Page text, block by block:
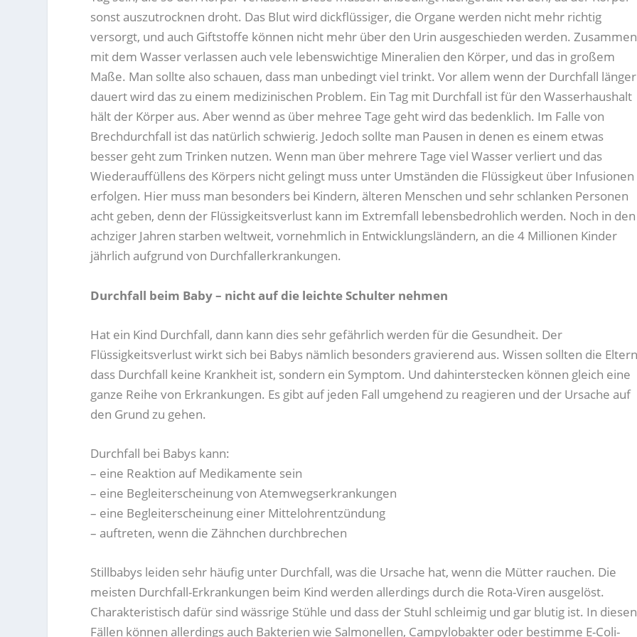
sonst auszutrocknen droht. Das Blut wird dickflüssiger, die Organe werden nicht mehr richtig
versorgt, und auch Giftstoffe können nicht mehr über den Urin ausgeschieden werden. Zusammen
mit dem Wasser verlassen auch vele lebenswichtige Mineralien den Körper, und das in großem
Maße. Man sollte also schauen, dass man unbedingt viel trinkt. Vor allem wenn der Durchfall länger
dauert wird das zu einem medizinischen Problem. Ein Tag mit Durchfall ist für den Wasserhaushalt
hält der Körper aus. Aber wennd as über mehree Tage geht wird das bedenklich. Im Falle von
Brechdurchfall ist das natürlich schwierig. Jedoch sollte man Pausen in denen es einem etwas
besser geht zum Trinken nutzen. Wenn man über mehrere Tage viel Wasser verliert und das
Wiederauffüllens des Körpers nicht gelingt muss unter Umständen die Flüssigkeut über Infusionen
erfolgen. Hier muss man besonders bei Kindern, älteren Menschen und sehr schlanken Personen
acht geben, denn der Flüssigkeitsverlust kann im Extremfall lebensbedrohlich werden. Noch in den
achziger Jahren starben weltweit, vornehmlich in Entwicklungsländern, an die 4 Millionen Kinder
jährlich aufgrund von Durchfallerkrankungen.
Durchfall beim Baby – nicht auf die leichte Schulter nehmen
Hat ein Kind Durchfall, dann kann dies sehr gefährlich werden für die Gesundheit. Der
Flüssigkeitsverlust wirkt sich bei Babys nämlich besonders gravierend aus. Wissen sollten die
dass Durchfall keine Krankheit ist, sondern ein Symptom. Und dahinterstecken können gleich eine
ganze Reihe von Erkrankungen. Es gibt auf jeden Fall umgehend zu reagieren und der Ursache auf
den Grund zu gehen.
Durchfall bei Babys kann:
– eine Reaktion auf Medikamente sein
– eine Begleiterscheinung von Atemwegserkrankungen
– eine Begleiterscheinung einer Mittelohrentzündung
– auftreten, wenn die Zähnchen durchbrechen
Stillbabys leiden sehr häufig unter Durchfall, was die Ursache hat, wenn die Mütter rauchen. Die
meisten Durchfall-Erkrankungen beim Kind werden allerdings durch die Rota-Viren ausgelöst.
Charakteristisch dafür sind wässrige Stühle und dass der Stuhl schleimig und gar blutig ist. In diesen
Fällen können allerdings auch Bakterien wie Salmonellen, Campylobakter oder bestimme E-Coli-